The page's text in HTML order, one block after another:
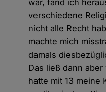
war, fand ich
verschiedene
nicht alle Recht
machte mich
damals
Das ließ dann
hatte mit 13 meine